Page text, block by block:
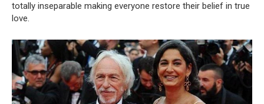
totally inseparable making everyone restore their belief in true
love.